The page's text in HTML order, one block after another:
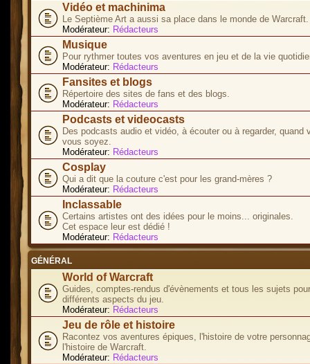
Vidéo et machinima
Le Septième Art a aussi sa place dans le monde de Warcraft.
Modérateur: Rédacteurs
Musique
Pour rythmer toutes vos aventures en jeu et de la vie
Modérateur: Rédacteurs
Fansites et blogs
Répertoire des sites de fans et des blogs.
Modérateur: Rédacteurs
Podcasts et videocasts
Des podcasts audio et vidéo, à écouter ou à regarder, quand
vous soyez.
Modérateur: Rédacteurs
Cosplay
Qui a dit que la couture c'est pour les grand-mères ?
Modérateur: Rédacteurs
Inclassable
Certains artistes ont des idées pour le moins... originales.
Cet espace leur est dédié !
Modérateur: Rédacteurs
GÉNÉRAL
World of Warcraft
Guides, comptes-rendus d'évènements et tous les sujets
différents aspects du jeu.
Modérateur: Rédacteurs
Jeu de rôle et histoire
Racontez vos aventures épiques, l'histoire de votre
l'histoire de Warcraft.
Modérateur: Rédacteurs